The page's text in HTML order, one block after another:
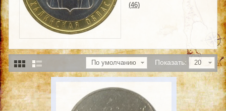
(46)
Показать: 20
По умолчанию